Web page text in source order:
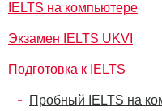
IELTS на компьютере
Экзамен IELTS UKVI
Подготовка к IELTS
Пробный IELTS на